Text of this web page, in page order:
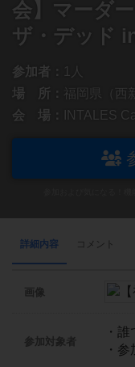
会】マーダ
ザ・デッド
参加者：
1人
場 所： 福岡県（西
会 場：
INTALES
詳細内容 コメント
画像
参加対象者
・
・